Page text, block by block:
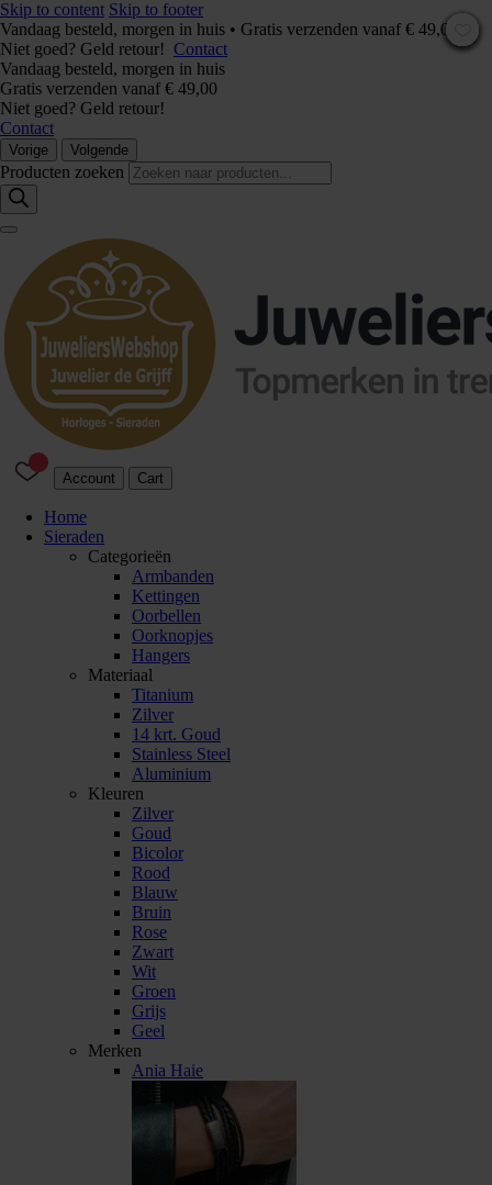
Skip to content Skip to footer
Vandaag besteld, morgen in huis • Gratis verzenden vanaf € 49,00 –
Niet goed? Geld retour! Contact
Vandaag besteld, morgen in huis
Gratis verzenden vanaf € 49,00
Niet goed? Geld retour!
Contact
Vorige Volgende
Producten zoeken
Account Cart
Home
Sieraden
Categorieën
Armbanden
Kettingen
Oorbellen
Oorknopjes
Hangers
Materiaal
Titanium
Zilver
14 krt. Goud
Stainless Steel
Aluminium
Kleuren
Zilver
Goud
Bicolor
Rood
Blauw
Bruin
Rose
Zwart
Wit
Groen
Grijs
Geel
Merken
Ania Haie